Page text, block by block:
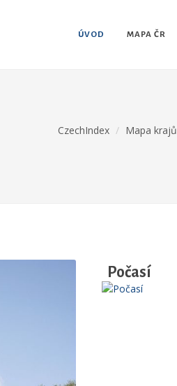
ÚVOD MAPA ČR
CzechIndex Mapa krajů
Počasí